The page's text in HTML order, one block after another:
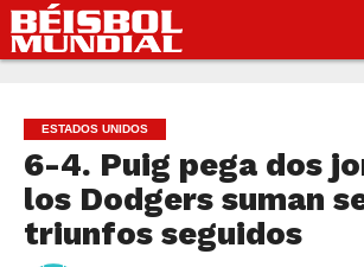
ESTADOS UNIDOS
6-4. Puig pega dos
los Dodgers suman
triunfos seguidos